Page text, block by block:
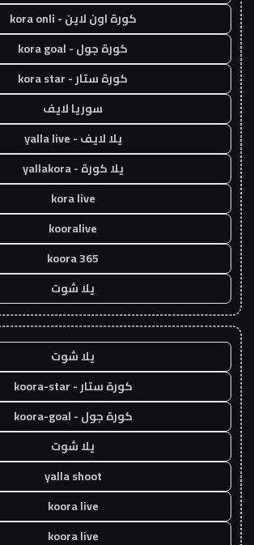
كورة اون لاين - kora onli
كورة جول - kora goal
كورة ستار - kora star
سوريا لايف
يلا لايف - yalla live
يلا كورة - yallakora
kora live
kooralive
koora 365
يلا شوت
يلا شوت
كورة ستار - koora-star
كورة جول - koora-goal
يلا شوت
yalla shoot
koora live
koora live